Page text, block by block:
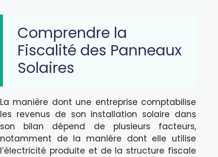
Comprendre la
Fiscalité des Panneaux
Solaires
La manière dont une entreprise comptabilise
les revenus de son installation solaire dans
son bilan dépend de plusieurs facteurs,
notamment de la manière dont elle utilise
l’électricité produite et de la structure fiscale